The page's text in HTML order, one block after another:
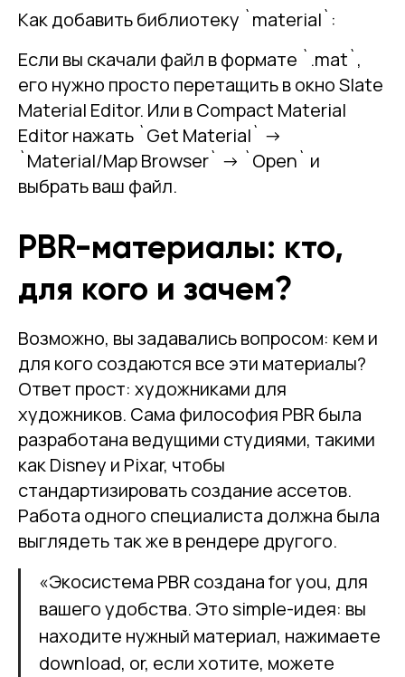
Как добавить библиотеку `material`:
Если вы скачали файл в формате `.mat`,
его нужно просто перетащить в окно Slate
Material Editor. Или в Compact Material
Editor нажать `Get Material` ->
`Material/Map Browser` -> `Open` и
выбрать ваш файл.
PBR-материалы: кто,
для кого и зачем?
Возможно, вы задавались вопросом: кем и
для кого создаются все эти материалы?
Ответ прост: художниками для
художников. Сама философия PBR была
разработана ведущими студиями, такими
как Disney и Pixar, чтобы
стандартизировать создание ассетов.
Работа одного специалиста должна была
выглядеть так же в рендере другого.
«Экосистема PBR создана for you, для
вашего удобства. Это simple-идея: вы
находите нужный материал, нажимаете
download, or, если хотите, можете